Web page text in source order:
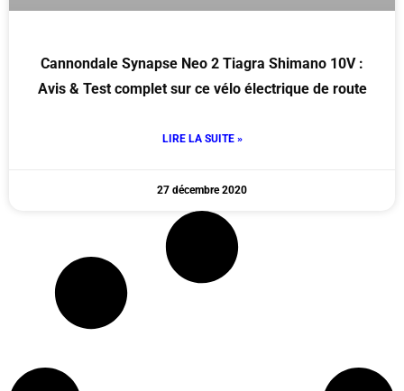
Cannondale Synapse Neo 2 Tiagra Shimano 10V :
Avis & Test complet sur ce vélo électrique de route
LIRE LA SUITE »
27 décembre 2020